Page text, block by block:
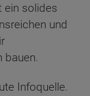
ein solides
und
bauen.
Infoquelle.